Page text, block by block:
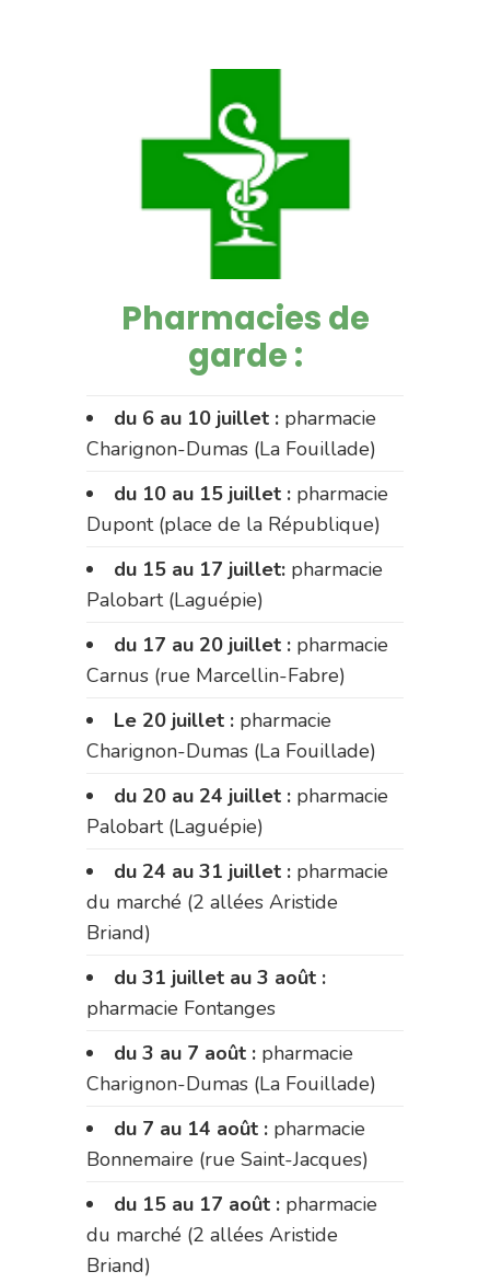
Pharmacies de
garde :
du 6 au 10 juillet : pharmacie
Charignon-Dumas (La Fouillade)
du 10 au 15 juillet : pharmacie
Dupont (place de la République)
du 15 au 17 juillet: pharmacie
Palobart (Laguépie)
du 17 au 20 juillet : pharmacie
Carnus (rue Marcellin-Fabre)
Le 20 juillet : pharmacie
Charignon-Dumas (La Fouillade)
du 20 au 24 juillet : pharmacie
Palobart (Laguépie)
du 24 au 31 juillet : pharmacie
du marché (2 allées Aristide
Briand)
du 31 juillet au 3 août :
pharmacie Fontanges
du 3 au 7 août : pharmacie
Charignon-Dumas (La Fouillade)
du 7 au 14 août : pharmacie
Bonnemaire (rue Saint-Jacques)
du 15 au 17 août : pharmacie
du marché (2 allées Aristide
Briand)